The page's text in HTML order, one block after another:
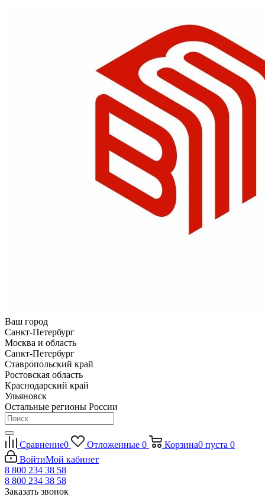
Ваш город
Санкт-Петербург
Москва и область
Санкт-Петербург
Ставропольский край
Ростовская область
Краснодарский край
Ульяновск
Остальные регионы России
Сравнение0 Отложенные 0 Корзина0 пуста 0
ВойтиМой кабинет
8 800 234 38 58
8 800 234 38 58
Заказать звонок